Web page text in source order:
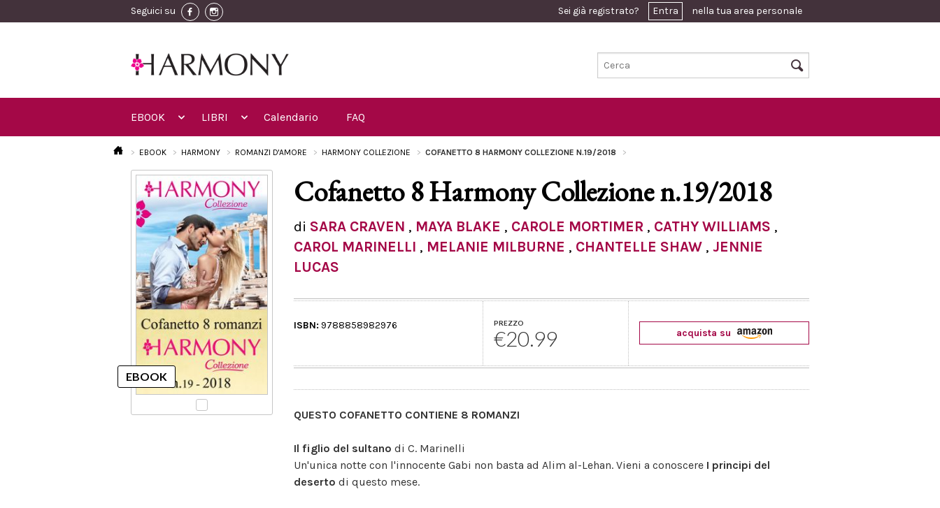
Seguici su Sei già registrato? Entra nella tua area personale
EBOOK LIBRI Calendario FAQ
EBOOK HARMONY ROMANZI D'AMORE HARMONY COLLEZIONE COFANETTO 8 HARMONY COLLEZIONE N.19/2018
Cofanetto 8 Harmony Collezione n.19/2018
di SARA CRAVEN , MAYA BLAKE , CAROLE MORTIMER , CATHY WILLIAMS ,
CAROL MARINELLI , MELANIE MILBURNE , CHANTELLE SHAW , JENNIE
LUCAS
ISBN: 9788858982976 PREZZO
€20.99 acquista su
QUESTO COFANETTO CONTIENE 8 ROMANZI
Il figlio del sultano di C. Marinelli
Un'unica notte con l'innocente Gabi non basta ad Alim al-Lehan. Vieni a conoscere I principi del
deserto di questo mese.